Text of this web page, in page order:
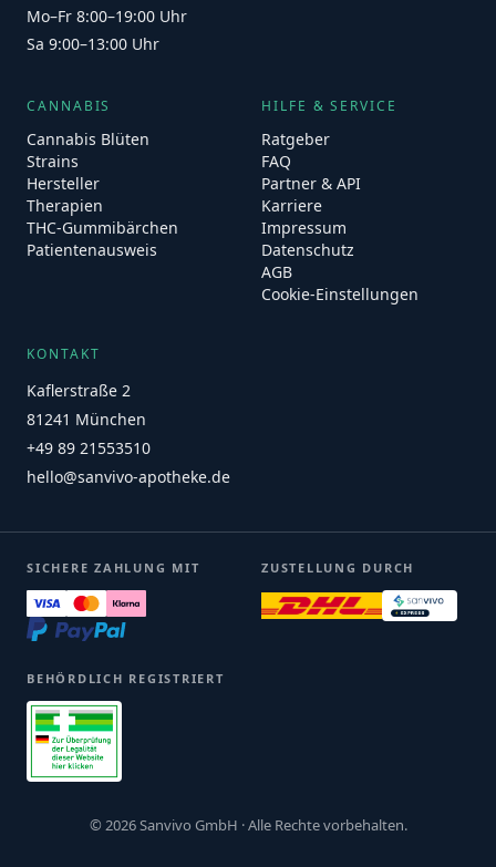
Mo–Fr 8:00–19:00 Uhr
Sa 9:00–13:00 Uhr
CANNABIS
Cannabis Blüten
Strains
Hersteller
Therapien
THC-Gummibärchen
Patientenausweis
HILFE & SERVICE
Ratgeber
FAQ
Partner & API
Karriere
Impressum
Datenschutz
AGB
Cookie-Einstellungen
KONTAKT
Kaflerstraße 2
81241 München
+49 89 21553510
hello@sanvivo-apotheke.de
SICHERE ZAHLUNG MIT ZUSTELLUNG DURCH
BEHÖRDLICH REGISTRIERT
© 2026 Sanvivo GmbH · Alle Rechte vorbehalten.